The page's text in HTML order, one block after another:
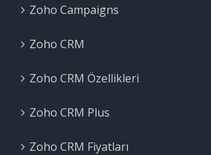
Zoho Campaigns
Zoho CRM
Zoho CRM Özellikleri
Zoho CRM Plus
Zoho CRM Fiyatları